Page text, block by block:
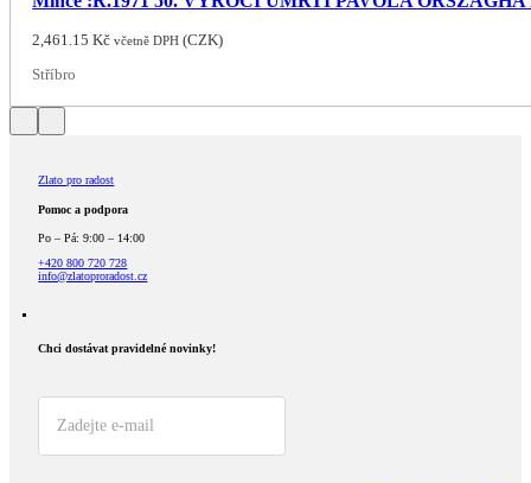
2,461.15Kč včetně DPH (CZK)
Stříbro
Zlato pro radost
Pomoc a podpora
Po – Pá: 9:00 – 14:00
+420 800 720 728
info@zlatoproradost.cz
Chci dostávat pravidelné novinky!​